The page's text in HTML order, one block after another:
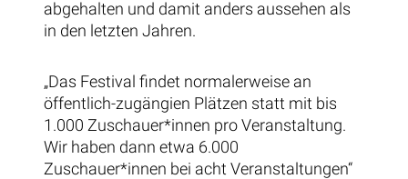
abgehalten und damit anders aussehen als
in den letzten Jahren.
„Das Festival findet normalerweise an
öffentlich-zugängien Plätzen statt mit bis
1.000 Zuschauer*innen pro Veranstaltung.
Wir haben dann etwa 6.000
Zuschauer*innen bei acht Veranstaltungen“